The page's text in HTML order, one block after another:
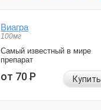
Виагра
100мг
Самый известный в мире
препарат
от 70Р Купить